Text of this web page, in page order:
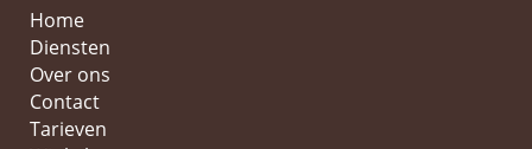
Home
Diensten
Over ons
Contact
Tarieven